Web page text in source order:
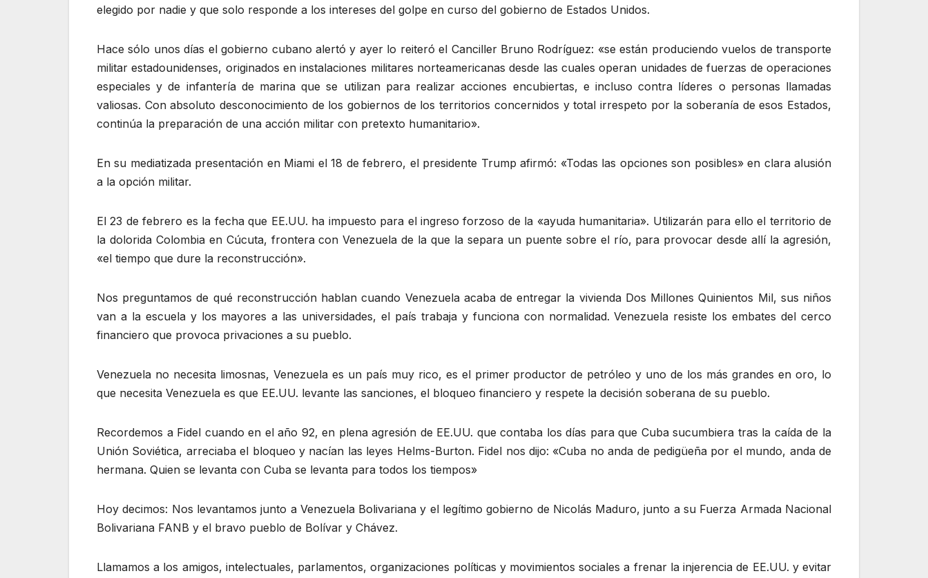
elegido por nadie y que solo responde a los intereses del golpe en curso del gobierno de Estados Unidos.
Hace sólo unos días el gobierno cubano alertó y ayer lo reiteró el Canciller Bruno Rodríguez: «se están produciendo vuelos de transporte
militar estadounidenses, originados en instalaciones militares norteamericanas desde las cuales operan unidades de fuerzas de operaciones
especiales y de infantería de marina que se utilizan para realizar acciones encubiertas, e incluso contra líderes o personas llamadas
valiosas. Con absoluto desconocimiento de los gobiernos de los territorios concernidos y total irrespeto por la soberanía de esos Estados,
continúa la preparación de una acción militar con pretexto humanitario».
En su mediatizada presentación en Miami el 18 de febrero, el presidente Trump afirmó: «Todas las opciones son posibles» en clara alusión
a la opción militar.
El 23 de febrero es la fecha que EE.UU. ha impuesto para el ingreso forzoso de la «ayuda humanitaria». Utilizarán para ello el territorio de
la dolorida Colombia en Cúcuta, frontera con Venezuela de la que la separa un puente sobre el río, para provocar desde allí la agresión,
«el tiempo que dure la reconstrucción».
Nos preguntamos de qué reconstrucción hablan cuando Venezuela acaba de entregar la vivienda Dos Millones Quinientos Mil, sus niños
van a la escuela y los mayores a las universidades, el país trabaja y funciona con normalidad. Venezuela resiste los embates del cerco
financiero que provoca privaciones a su pueblo.
Venezuela no necesita limosnas, Venezuela es un país muy rico, es el primer productor de petróleo y uno de los más grandes en oro, lo
que necesita Venezuela es que EE.UU. levante las sanciones, el bloqueo financiero y respete la decisión soberana de su pueblo.
Recordemos a Fidel cuando en el año 92, en plena agresión de EE.UU. que contaba los días para que Cuba sucumbiera tras la caída de la
Unión Soviética, arreciaba el bloqueo y nacían las leyes Helms-Burton. Fidel nos dijo: «Cuba no anda de pedigüeña por el mundo, anda de
hermana. Quien se levanta con Cuba se levanta para todos los tiempos»
Hoy decimos: Nos levantamos junto a Venezuela Bolivariana y el legítimo gobierno de Nicolás Maduro, junto a su Fuerza Armada Nacional
Bolivariana FANB y el bravo pueblo de Bolívar y Chávez.
Llamamos a los amigos, intelectuales, parlamentos, organizaciones políticas y movimientos sociales a frenar la injerencia de EE.UU. y evitar